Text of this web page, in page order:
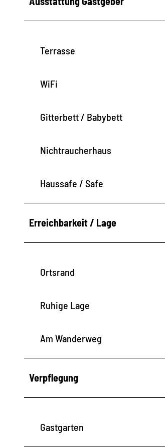
Terrasse
WiFi
Gitterbett / Babybett
Nichtraucherhaus
Haussafe / Safe
Erreichbarkeit / Lage
Ortsrand
Ruhige Lage
Am Wanderweg
Verpflegung
Gastgarten